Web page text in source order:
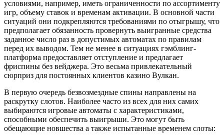
условиями, например, иметь ограниченности по ассортименту
игр, объему ставок и временам активации. В основной части
ситуаций они подкрепляются требованиями по отыгрышу, что
предполагает обязанность провернуть выигранные средства
заданное число раз в допустимых автоматах по правилам
перед их выводом. Тем не менее в ситуациях гэмблинг-
платформа предоставляет отступление и предлагает
фриспины без вейджера. Это весьма привлекательный
сюрприз для постоянных клиентов казино Вулкан.
В первую очередь безвозмездные спины направлены на
раскрутку слотов. Наиболее часто из всех для них самих
выбираются игровые автоматы с характеристиками,
способными обеспечить выигрыши. Это могут быть
обещающие новшества а также испытанные временем слоты: